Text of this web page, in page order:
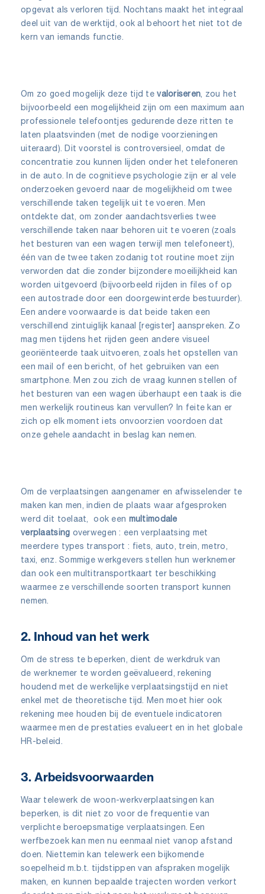
opgevat als verloren tijd. Nochtans maakt het integraal
deel uit van de werktijd, ook al behoort het niet tot de
kern van iemands functie.
Om zo goed mogelijk deze tijd tevaloriseren , zou het
bijvoorbeeld een mogelijkheid zijn om een maximum aan
professionele telefoontjes gedurende deze ritten te
laten plaatsvinden (met de nodige voorzieningen
uiteraard). Dit voorstel is controversieel, omdat de
concentratie zou kunnen lijden onder het telefoneren
in de auto. In de cognitieve psychologie zijn er al vele
onderzoeken gevoerd naar de mogelijkheid om twee
verschillende taken tegelijk uit te voeren. Men
ontdekte dat, om zonder aandachtsverlies twee
verschillende taken naar behoren uit te voeren (zoals
het besturen van een wagen terwijl men telefoneert),
één van de twee taken zodanig tot routine moet zijn
verworden dat die zonder bijzondere moeilijkheid kan
worden uitgevoerd (bijvoorbeeld rijden in files of op
een autostrade door een doorgewinterde bestuurder).
Een andere voorwaarde is dat beide taken een
verschillend zintuiglijk kanaal [register] aanspreken. Zo
mag men tijdens het rijden geen andere visueel
georiënteerde taak uitvoeren, zoals het opstellen van
een mail of een bericht, of het gebruiken van een
smartphone. Men zou zich de vraag kunnen stellen of
het besturen van een wagen überhaupt een taak is die
men werkelijk routineus kan vervullen? In feite kan er
zich op elk moment iets onvoorzien voordoen dat
onze gehele aandacht in beslag kan nemen.
Om de verplaatsingen aangenamer en afwisselender te
maken kan men, indien de plaats waar afgesproken
werd dit toelaat, ook een multimodale
verplaatsing overwegen : een verplaatsing met
meerdere types transport : fiets, auto, trein, metro,
taxi, enz. Sommige werkgevers stellen hun werknemer
dan ook een multitransportkaart ter beschikking
waarmee ze verschillende soorten transport kunnen
nemen.
2. Inhoud van het werk
Om de stress te beperken, dient de werkdruk van
de werknemer te worden geëvalueerd, rekening
houdend met de werkelijke verplaatsingstijd en niet
enkel met de theoretische tijd. Men moet hier ook
rekening mee houden bij de eventuele indicatoren
waarmee men de prestaties evalueert en in het globale
HR-beleid.
3. Arbeidsvoorwaarden
Waar telewerk de woon-werkverplaatsingen kan
beperken, is dit niet zo voor de frequentie van
verplichte beroepsmatige verplaatsingen. Een
werfbezoek kan men nu eenmaal niet vanop afstand
doen. Niettemin kan telewerk een bijkomende
soepelheid m.b.t. tijdstippen van afspraken mogelijk
maken, en kunnen bepaalde trajecten worden verkort